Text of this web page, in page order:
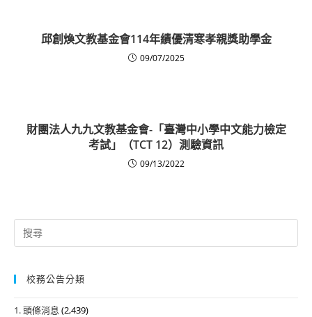
邱創煥文教基金會114年績優清寒孝親獎助學金
09/07/2025
財團法人九九文教基金會-「臺灣中小學中文能力檢定
考試」（TCT 12）測驗資訊
09/13/2022
Search
for:
校務公告分類
1. 頭條消息 (2,439)